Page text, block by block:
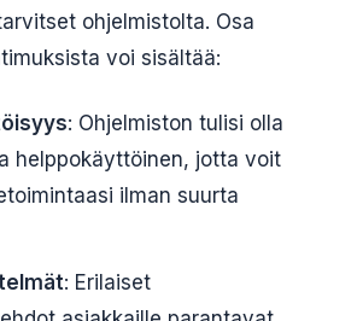
ohjelmistolta. Osa
voi sisältää:
: Ohjelmiston tulisi olla
helppokäyttöinen, jotta voit
ilman suurta
: Erilaiset